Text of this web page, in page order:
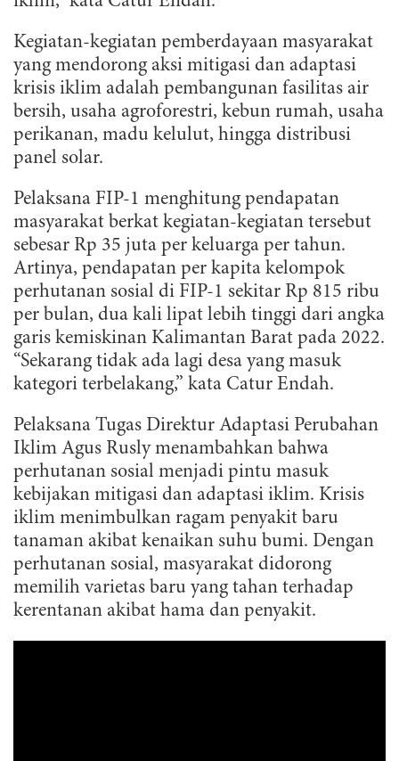
Kegiatan-kegiatan pemberdayaan masyarakat
yang mendorong aksi mitigasi dan adaptasi
krisis iklim adalah pembangunan fasilitas air
bersih, usaha agroforestri, kebun rumah, usaha
perikanan, madu kelulut, hingga distribusi
panel solar.
Pelaksana FIP-1 menghitung pendapatan
masyarakat berkat kegiatan-kegiatan tersebut
sebesar Rp 35 juta per keluarga per tahun.
Artinya, pendapatan per kapita kelompok
perhutanan sosial di FIP-1 sekitar Rp 815 ribu
per bulan, dua kali lipat lebih tinggi dari angka
garis kemiskinan Kalimantan Barat pada 2022.
“Sekarang tidak ada lagi desa yang masuk
kategori terbelakang,” kata Catur Endah.
Pelaksana Tugas Direktur Adaptasi Perubahan
Iklim Agus Rusly menambahkan bahwa
perhutanan sosial menjadi pintu masuk
kebijakan mitigasi dan adaptasi iklim. Krisis
iklim menimbulkan ragam penyakit baru
tanaman akibat kenaikan suhu bumi. Dengan
perhutanan sosial, masyarakat didorong
memilih varietas baru yang tahan terhadap
kerentanan akibat hama dan penyakit.